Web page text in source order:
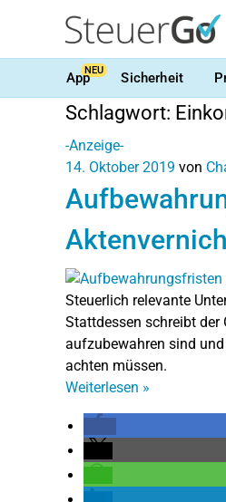
AppNEU Sicherheit
Schlagwort:
-Anzeige-
14. Oktober 2019 von
Steuerlich relevante
Stattdessen schreibt der
aufzubewahren sind
achten müssen.
Weiterlesen »